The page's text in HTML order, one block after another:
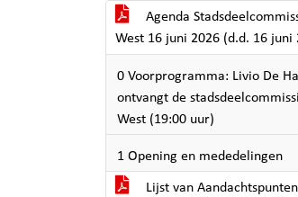
Agenda
West 16 juni 2026 (d.d. 16 juni
0 Voorprogramma: Livio De
ontvangt de
West (19:00 uur)
1 Opening en mededelingen
Lijst van